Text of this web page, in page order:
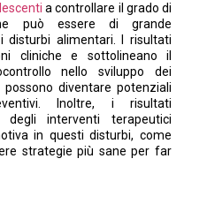
a controllare il grado di
può essere di grande
disturbi alimentari. I risultati
cliniche e sottolineano il
nello sviluppo dei
diventare potenziali
Inoltre, i risultati
degli interventi terapeutici
in questi disturbi, come
strategie più sane per far